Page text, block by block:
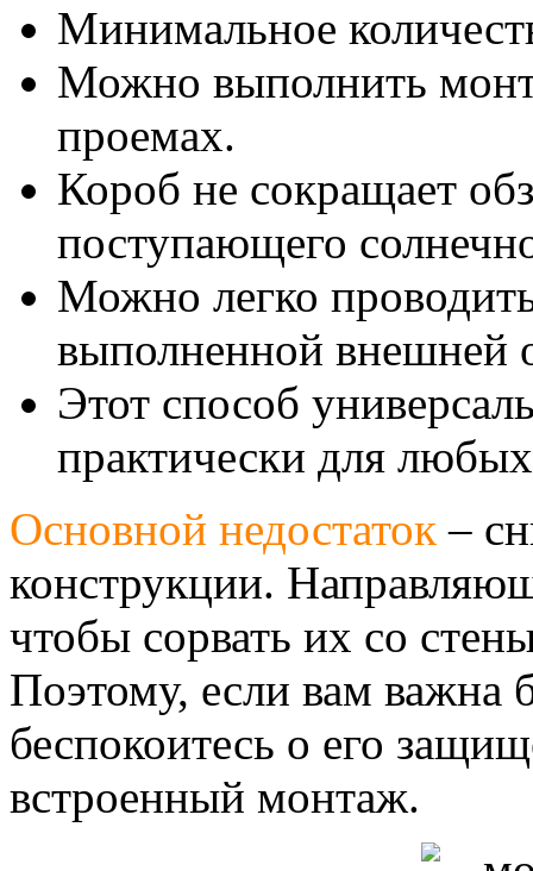
Минимальное
Можно выполнить
проемах.
Короб не сокращает
поступающего
Можно легко
выполненной внешней
Этот способ
практически для
Основной недостаток –
конструкции.
чтобы сорвать их со
Поэтому, если вам важна
беспокоитесь о его
встроенный монтаж.